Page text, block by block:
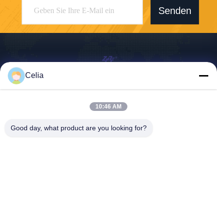
Senden
Shenzhen Zhong Jian South Environment
86--13392805835
Celia
10:46 AM
Good day, what product are you looking for?